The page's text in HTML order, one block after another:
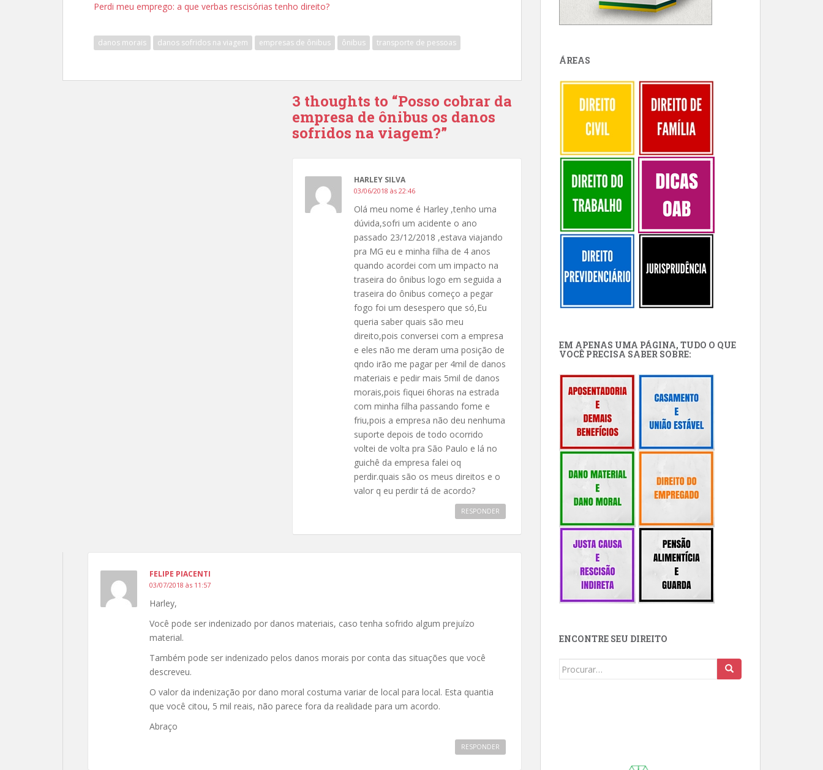
Perdi meu emprego: a que verbas rescisórias tenho direito?
danos morais danos sofridos na viagem empresas de ônibus ônibus transporte de pessoas
3 thoughts to “Posso cobrar da
empresa de ônibus os danos
sofridos na viagem?”
HARLEY SILVA
03/06/2018 às 22:46
Olá meu nome é Harley ,tenho uma
dúvida,sofri um acidente o ano
passado 23/12/2018 ,estava viajando
pra MG eu e minha filha de 4 anos
quando acordei com um impacto na
traseira do ônibus logo em seguida a
traseira do ônibus começo a pegar
fogo foi um desespero que só,Eu
queria saber quais são meu
direito,pois conversei com a empresa
e eles não me deram uma posição de
qndo irão me pagar per 4mil de danos
materiais e pedir mais 5mil de danos
morais,pois fiquei 6horas na estrada
com minha filha passando fome e
friu,pois a empresa não deu nenhuma
suporte depois de todo ocorrido
voltei de volta pra São Paulo e lá no
guichê da empresa falei oq
perdir.quais são os meus direitos e o
valor q eu perdir tá de acordo?
RESPONDER
FELIPE PIACENTI
03/07/2018 às 11:57
Harley,
Você pode ser indenizado por danos materiais, caso tenha sofrido algum prejuízo
material.
Também pode ser indenizado pelos danos morais por conta das situações que você
descreveu.
O valor da indenização por dano moral costuma variar de local para local. Esta quantia
que você citou, 5 mil reais, não parece fora da realidade para um acordo.
Abraço
RESPONDER
ÁREAS
EM APENAS UMA PÁGINA, TUDO O QUE
VOCÊ PRECISA SABER SOBRE:
ENCONTRE SEU DIREITO
Buscar: